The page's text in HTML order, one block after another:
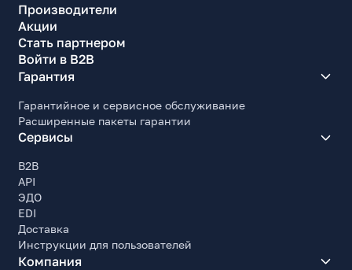
Производители
Акции
Стать партнером
Войти в B2B
Гарантия
Гарантийное и сервисное обслуживание
Расширенные пакеты гарантии
Сервисы
B2B
API
ЭДО
EDI
Доставка
Инструкции для пользователей
Компания